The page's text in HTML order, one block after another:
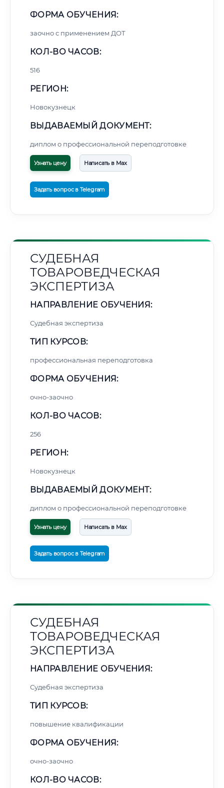
ФОРМА ОБУЧЕНИЯ:
заочно с применением ДОТ
КОЛ-ВО ЧАСОВ:
516
РЕГИОН:
Новокузнецк
ВЫДАВАЕМЫЙ ДОКУМЕНТ:
диплом о профессиональной переподготовке
Узнать цену Написать в Max
Задать вопрос в Telegram
СУДЕБНАЯ
ТОВАРОВЕДЧЕСКАЯ
ЭКСПЕРТИЗА
НАПРАВЛЕНИЕ ОБУЧЕНИЯ:
Судебная экспертиза
ТИП КУРСОВ:
профессиональная переподготовка
ФОРМА ОБУЧЕНИЯ:
очно-заочно
КОЛ-ВО ЧАСОВ:
256
РЕГИОН:
Новокузнецк
ВЫДАВАЕМЫЙ ДОКУМЕНТ:
диплом о профессиональной переподготовке
Узнать цену Написать в Max
Задать вопрос в Telegram
СУДЕБНАЯ
ТОВАРОВЕДЧЕСКАЯ
ЭКСПЕРТИЗА
НАПРАВЛЕНИЕ ОБУЧЕНИЯ:
Судебная экспертиза
ТИП КУРСОВ:
повышение квалификации
ФОРМА ОБУЧЕНИЯ:
очно-заочно
КОЛ-ВО ЧАСОВ: